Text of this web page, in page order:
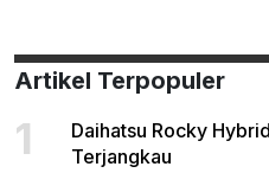
Artikel Terpopuler
1
Daihatsu Rocky
Terjangkau